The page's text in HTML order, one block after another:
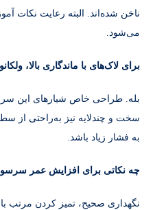
ناخن شده‌اند. البته رعایت نکات
می‌شود.
برای لاک‌های با ماندگاری بالا،
بله. طراحی خاص شیارهای این
سخت و چندلایه نیز به‌راحتی از
به فشار زیاد باشد.
چه نکاتی برای افزایش عمر
نگهداری صحیح، تمیز کردن مرتب